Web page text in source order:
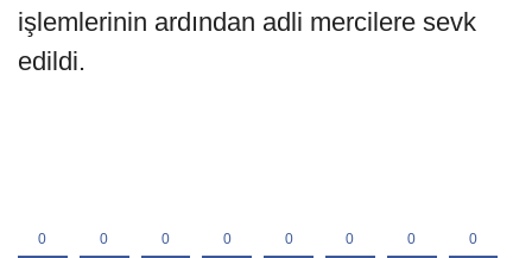
işlemlerinin ardından adli mercilere sevk
edildi.